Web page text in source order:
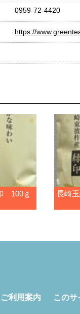
0959-72-4420
https://
100ｇ 長崎
ご利用案内 このサ